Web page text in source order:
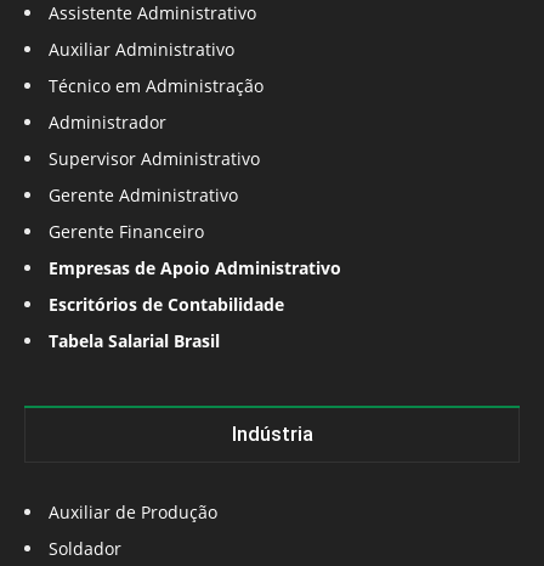
Assistente Administrativo
Auxiliar Administrativo
Técnico em Administração
Administrador
Supervisor Administrativo
Gerente Administrativo
Gerente Financeiro
Empresas de Apoio Administrativo
Escritórios de Contabilidade
Tabela Salarial Brasil
Indústria
Auxiliar de Produção
Soldador